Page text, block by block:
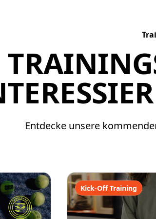
Entdecke unsere
Kick-Off Training